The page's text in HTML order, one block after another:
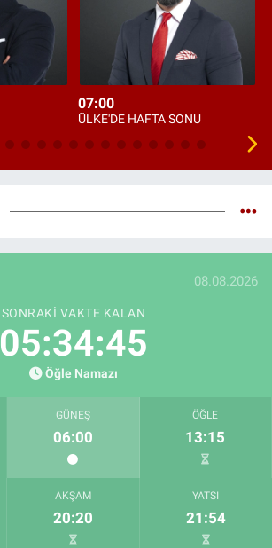
07:00
ÜLKE'DE HAFTA SONU
08.08.2026
SONRAKI VAKTE KALAN
05:34:44
Öğle Namazı
GÜNEŞ
06:00
ÖĞLE
13:15
AKŞAM
20:20
YATSI
21:54